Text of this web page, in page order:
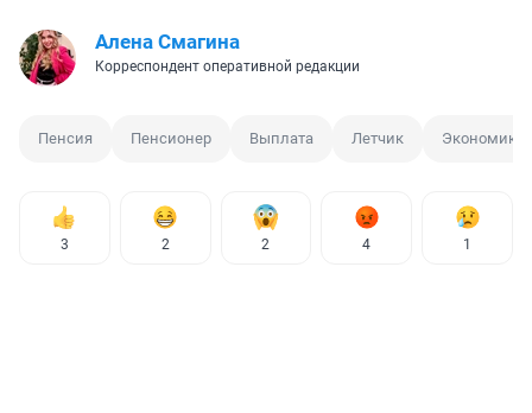
Алена Смагина
Корреспондент оперативной редакции
Пенсия Пенсионер Выплата Летчик Экономика
3 2 2 4 1